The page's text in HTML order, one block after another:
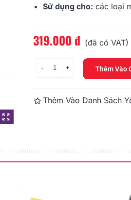
Sử dụng cho: các loại
Đọc thêm
319.000 đ (đã có VAT)
- + Thêm Vào
Thêm Vào Danh Sách
HR-6WE (Black On